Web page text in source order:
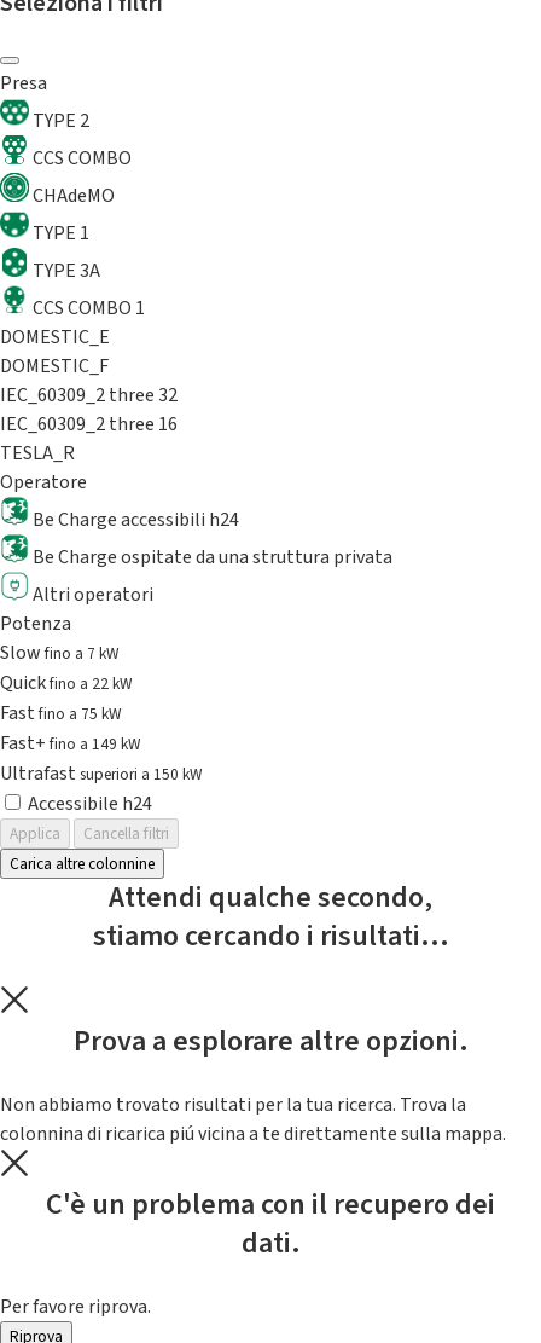
Presa
TYPE 2
CCS COMBO
CHAdeMO
TYPE 1
TYPE 3A
CCS COMBO 1
DOMESTIC_E
DOMESTIC_F
IEC_60309_2 three 32
IEC_60309_2 three 16
TESLA_R
Operatore
Be Charge accessibili h24
Be Charge ospitate da una struttura privata
Altri operatori
Potenza
Slowfino a 7 kW
Quickfino a 22 kW
Fastfino a 75 kW
Fast+fino a 149 kW
Ultrafast superiori a 150 kW
Accessibile h24
Applica
Cancella filtri
Carica altre colonnine
Attendi qualche secondo,
stiamo cercando i risultati...
Prova a esplorare altre opzioni.
Non abbiamo trovato risultati per la tua ricerca. Trova la
colonnina di ricarica piú vicina a te direttamente sulla mappa.
C'è un problema con il recupero dei
dati.
Per favore riprova.
Riprova